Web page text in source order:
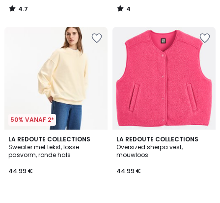
4.7
/
4
/
50% VANAF 2*
LA REDOUTE COLLECTIONS
Sweater met tekst, losse
pasvorm, ronde hals
44.99 €
4.5
/ 5
2
Kleuren
LA REDOUTE COLLECTIONS
Oversized sherpa vest,
mouwloos
44.99 €
3.9
/ 5